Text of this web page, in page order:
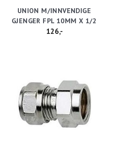
UNION M/INNVENDIGE
GJENGER FPL 10MM X 1/2
126,-